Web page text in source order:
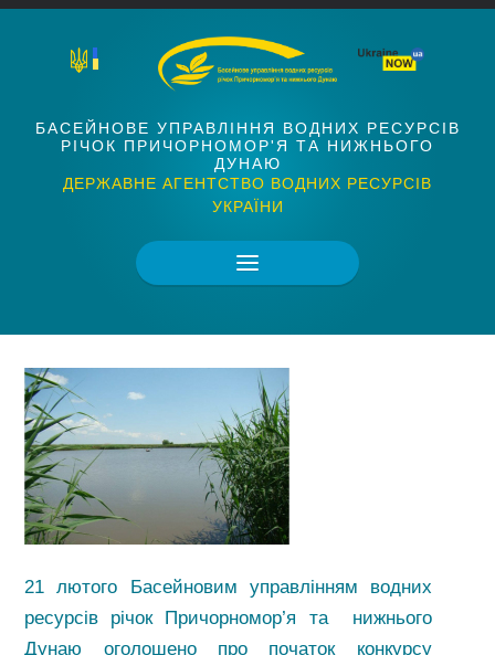
БАСЕЙНОВЕ УПРАВЛІННЯ ВОДНИХ РЕСУРСІВ
РІЧОК ПРИЧОРНОМОР'Я ТА НИЖНЬОГО
ДУНАЮ
ДЕРЖАВНЕ АГЕНТСТВО ВОДНИХ РЕСУРСІВ
УКРАЇНИ
21 лютого Басейновим управлінням водних
ресурсів річок Причорномор’я та нижнього
Дунаю оголошено про початок конкурсу